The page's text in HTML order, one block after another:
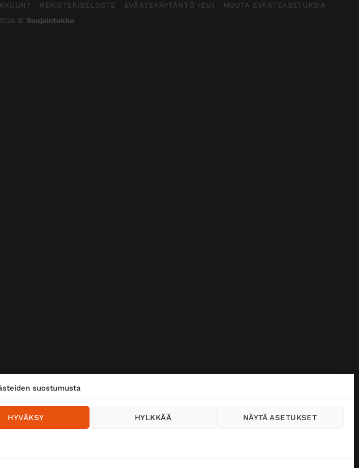
suostumusta
HYVÄKSY HYLKKÄÄ NÄYTÄ ASETUKSET
REKISTERISELOSTE EVÄSTEKÄYTÄNTÖ (EU)
MUUTA EVÄSTEASETUKSIA
© Suojaintukku